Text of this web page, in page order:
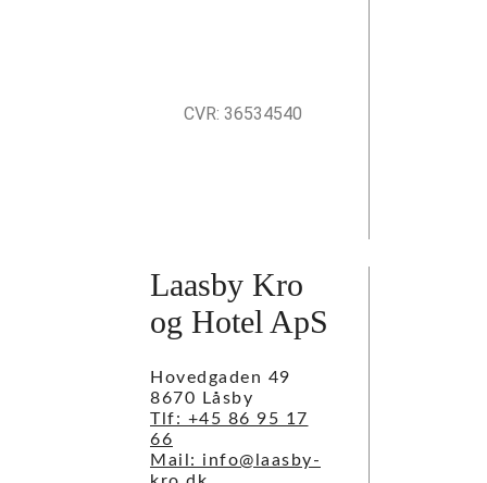
CVR: 36534540
Laasby Kro
og Hotel ApS
Hovedgaden 49
8670 Låsby
Tlf: +45 86 95 17
66
Mail: info@laasby-